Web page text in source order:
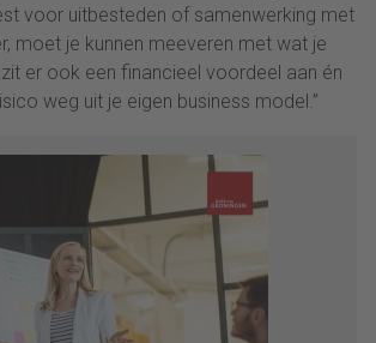
voor uitbesteden of samenwerking met
moet je kunnen meeveren met wat je
er ook een financieel voordeel aan én
weg uit je eigen business model.”